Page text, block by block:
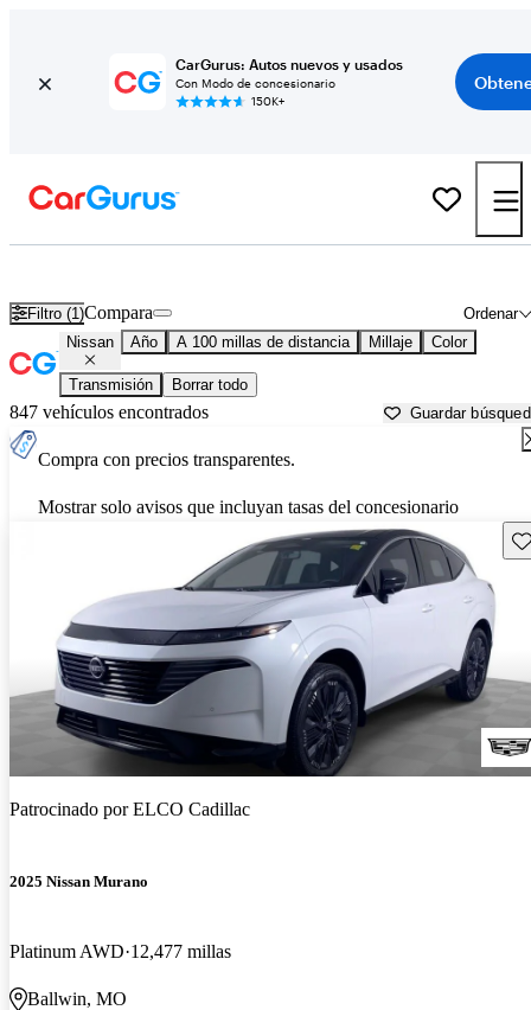
CarGurus: Autos nuevos y usados
Con Modo de concesionario
150K+
Filtro (1) Ordenar
Compara
Nissan Año A 100 millas de distancia Millaje Color
Transmisión Borrar todo
847 vehículos encontrados Guardar
Compra con precios transparentes.
Mostrar solo avisos que incluyan tasas del concesionario
Patrocinado porELCO Cadillac
2025 Nissan Murano
Platinum AWD 12,477 millas
Ballwin, MO